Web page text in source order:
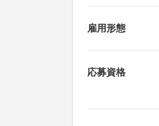
雇用形態
応募資格